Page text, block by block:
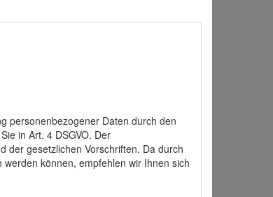
personenbezogener Daten durch den
in Art. 4 DSGVO. Der
der gesetzlichen Vorschriften. Da durch
können, empfehlen wir Ihnen sich